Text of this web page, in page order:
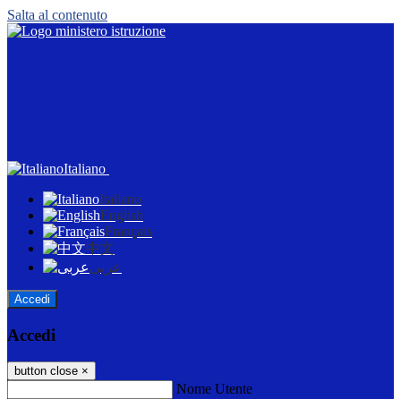
Salta al contenuto
Italiano
Italiano
English
Français
中文
عربى
Accedi
Accedi
button close ×
Nome Utente